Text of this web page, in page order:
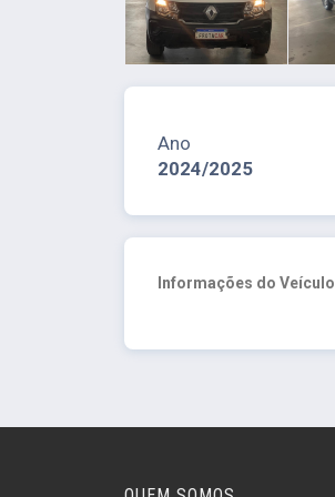
Ano
2024/2025
Informações do Veículo